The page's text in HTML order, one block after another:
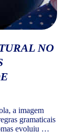
NO
a imagem
gramaticais
evoluiu — e